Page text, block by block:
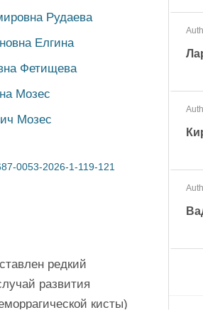
Рудаева
Елгина
Фетищева
Мозес
Мозес
0053-2026-1-119-121
редкий
развития
кисты)